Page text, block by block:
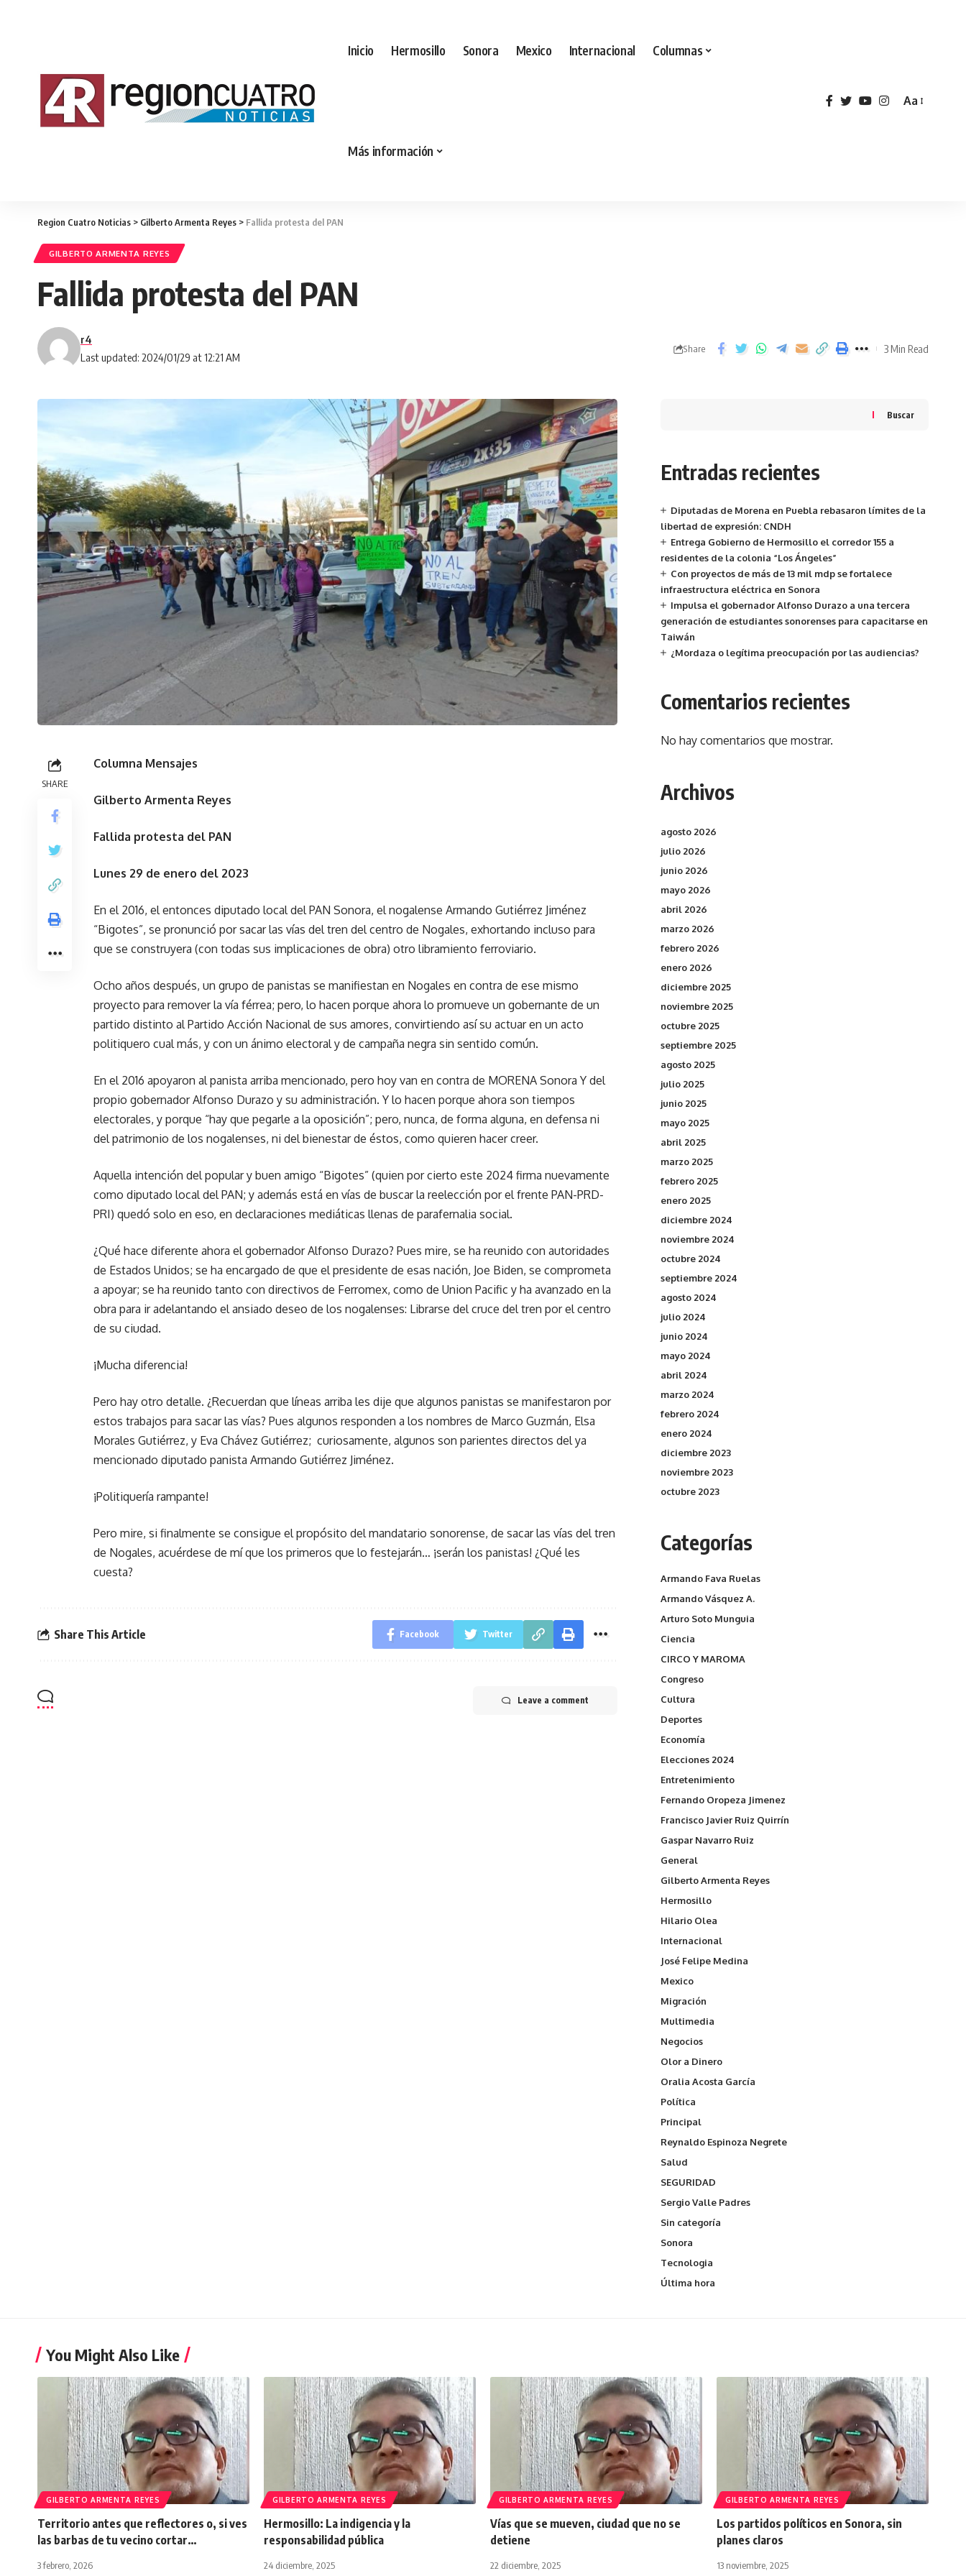
Inicio Hermosillo Sonora Mexico Internacional Columnas
Más información
Aa
Region Cuatro Noticias > Gilberto Armenta Reyes > Fallida protesta del PAN
GILBERTO ARMENTA REYES
Fallida protesta del PAN
Last updated: 2024/01/29 at 12:21 AM
r4
Share 3 Min Read
SHARE
Columna Mensajes
Gilberto Armenta Reyes
Fallida protesta del PAN
Lunes 29 de enero del 2023
En el 2016, el entonces diputado local del PAN Sonora, el nogalense Armando Gutiérrez Jiménez
“Bigotes”, se pronunció por sacar las vías del tren del centro de Nogales, exhortando incluso para
que se construyera (con todas sus implicaciones de obra) otro libramiento ferroviario.
Ocho años después, un grupo de panistas se manifiestan en Nogales en contra de ese mismo
proyecto para remover la vía férrea; pero, lo hacen porque ahora lo promueve un gobernante de un
partido distinto al Partido Acción Nacional de sus amores, convirtiendo así su actuar en un acto
politiquero cual más, y con un ánimo electoral y de campaña negra sin sentido común.
En el 2016 apoyaron al panista arriba mencionado, pero hoy van en contra de MORENA Sonora Y del
propio gobernador Alfonso Durazo y su administración. Y lo hacen porque ahora son tiempos
electorales, y porque “hay que pegarle a la oposición”; pero, nunca, de forma alguna, en defensa ni
del patrimonio de los nogalenses, ni del bienestar de éstos, como quieren hacer creer.
Aquella intención del popular y buen amigo “Bigotes” (quien por cierto este 2024 firma nuevamente
como diputado local del PAN; y además está en vías de buscar la reelección por el frente PAN-PRD-
PRI) quedó solo en eso, en declaraciones mediáticas llenas de parafernalia social.
¿Qué hace diferente ahora el gobernador Alfonso Durazo? Pues mire, se ha reunido con autoridades
de Estados Unidos; se ha encargado de que el presidente de esas nación, Joe Biden, se comprometa
a apoyar; se ha reunido tanto con directivos de Ferromex, como de Union Pacific y ha avanzado en la
obra para ir adelantando el ansiado deseo de los nogalenses: Librarse del cruce del tren por el centro
de su ciudad.
¡Mucha diferencia!
Pero hay otro detalle. ¿Recuerdan que líneas arriba les dije que algunos panistas se manifestaron por
estos trabajos para sacar las vías? Pues algunos responden a los nombres de Marco Guzmán, Elsa
Morales Gutiérrez, y Eva Chávez Gutiérrez; curiosamente, algunos son parientes directos del ya
mencionado diputado panista Armando Gutiérrez Jiménez.
¡Politiquería rampante!
Pero mire, si finalmente se consigue el propósito del mandatario sonorense, de sacar las vías del tren
de Nogales, acuérdese de mí que los primeros que lo festejarán… ¡serán los panistas! ¿Qué les
cuesta?
Share This Article Facebook Twitter
Leave a comment
Buscar
Entradas recientes
Diputadas de Morena en Puebla rebasaron límites de la
libertad de expresión: CNDH
Entrega Gobierno de Hermosillo el corredor 155 a
residentes de la colonia “Los Ángeles”
Con proyectos de más de 13 mil mdp se fortalece
infraestructura eléctrica en Sonora
Impulsa el gobernador Alfonso Durazo a una tercera
generación de estudiantes sonorenses para capacitarse en
Taiwán
¿Mordaza o legítima preocupación por las audiencias?
Comentarios recientes
No hay comentarios que mostrar.
Archivos
agosto 2026
julio 2026
junio 2026
mayo 2026
abril 2026
marzo 2026
febrero 2026
enero 2026
diciembre 2025
noviembre 2025
octubre 2025
septiembre 2025
agosto 2025
julio 2025
junio 2025
mayo 2025
abril 2025
marzo 2025
febrero 2025
enero 2025
diciembre 2024
noviembre 2024
octubre 2024
septiembre 2024
agosto 2024
julio 2024
junio 2024
mayo 2024
abril 2024
marzo 2024
febrero 2024
enero 2024
diciembre 2023
noviembre 2023
octubre 2023
Categorías
Armando Fava Ruelas
Armando Vásquez A.
Arturo Soto Munguia
Ciencia
CIRCO Y MAROMA
Congreso
Cultura
Deportes
Economía
Elecciones 2024
Entretenimiento
Fernando Oropeza Jimenez
Francisco Javier Ruiz Quirrín
Gaspar Navarro Ruiz
General
Gilberto Armenta Reyes
Hermosillo
Hilario Olea
Internacional
José Felipe Medina
Mexico
Migración
Multimedia
Negocios
Olor a Dinero
Oralia Acosta García
Política
Principal
Reynaldo Espinoza Negrete
Salud
SEGURIDAD
Sergio Valle Padres
Sin categoría
Sonora
Tecnologia
Última hora
You Might Also Like
GILBERTO ARMENTA REYES
Territorio antes que reflectores o, si ves
las barbas de tu vecino cortar…
3 febrero, 2026
GILBERTO ARMENTA REYES
Hermosillo: La indigencia y la
responsabilidad pública
24 diciembre, 2025
GILBERTO ARMENTA REYES
Vías que se mueven, ciudad que no se
detiene
22 diciembre, 2025
GILBERTO ARMENTA REYES
Los partidos políticos en Sonora, sin
planes claros
13 noviembre, 2025